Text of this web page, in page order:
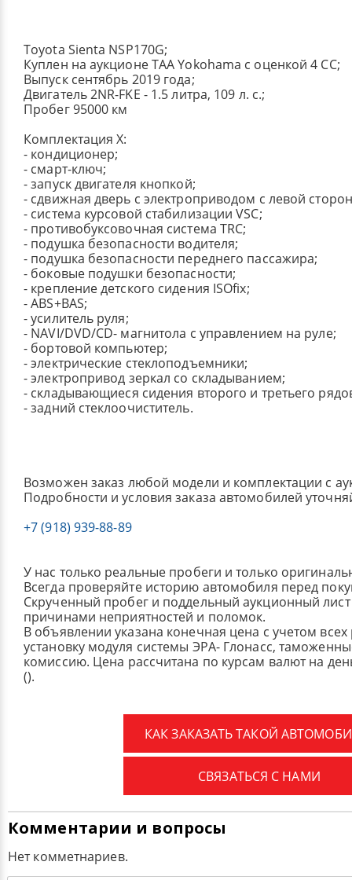
Toyota Sienta NSP170G;
Куплен на аукционе TAA Yokohama с оценкой 4 CC;
Выпуск сентябрь 2019 года;
Двигатель 2NR-FKE - 1.5 литра, 109 л. с.;
Пробег 95000 км
Комплектация X:
- кондиционер;
- смарт-ключ;
- запуск двигателя кнопкой;
- сдвижная дверь с электроприводом с левой
- система курсовой стабилизации VSC;
- противобуксовочная система TRC;
- подушка безопасности водителя;
- подушка безопасности переднего пассажира;
- боковые подушки безопасности;
- крепление детского сидения ISOfix;
- ABS+BAS;
- усилитель руля;
- NAVI/DVD/CD- магнитола с управлением на руле;
- бортовой компьютер;
- электрические стеклоподъемники;
- электропривод зеркал со складыванием;
- складывающиеся сидения второго и третьего
- задний стеклоочиститель.
Возможен заказ любой модели и комплектации с
Подробности и условия заказа автомобилей
+7 (918) 939-88-89
У нас только реальные пробеги и только
Всегда проверяйте историю автомобиля перед
Скрученный пробег и поддельный аукционный лист
причинами неприятностей и поломок.
В объявлении указана конечная цена с учетом
установку модуля системы ЭРА- Глонасс,
комиссию. Цена рассчитана по курсам валют на
().
КАК ЗАКАЗАТЬ ТАКОЙ
СВЯЗАТЬСЯ С НАМИ
Комментарии и вопросы
Нет комметнариев.